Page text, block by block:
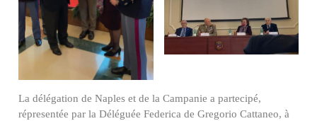
La délégation de Naples et de la Campanie a partecipé,
répresentée par la Déléguée Federica de Gregorio Cattaneo, à